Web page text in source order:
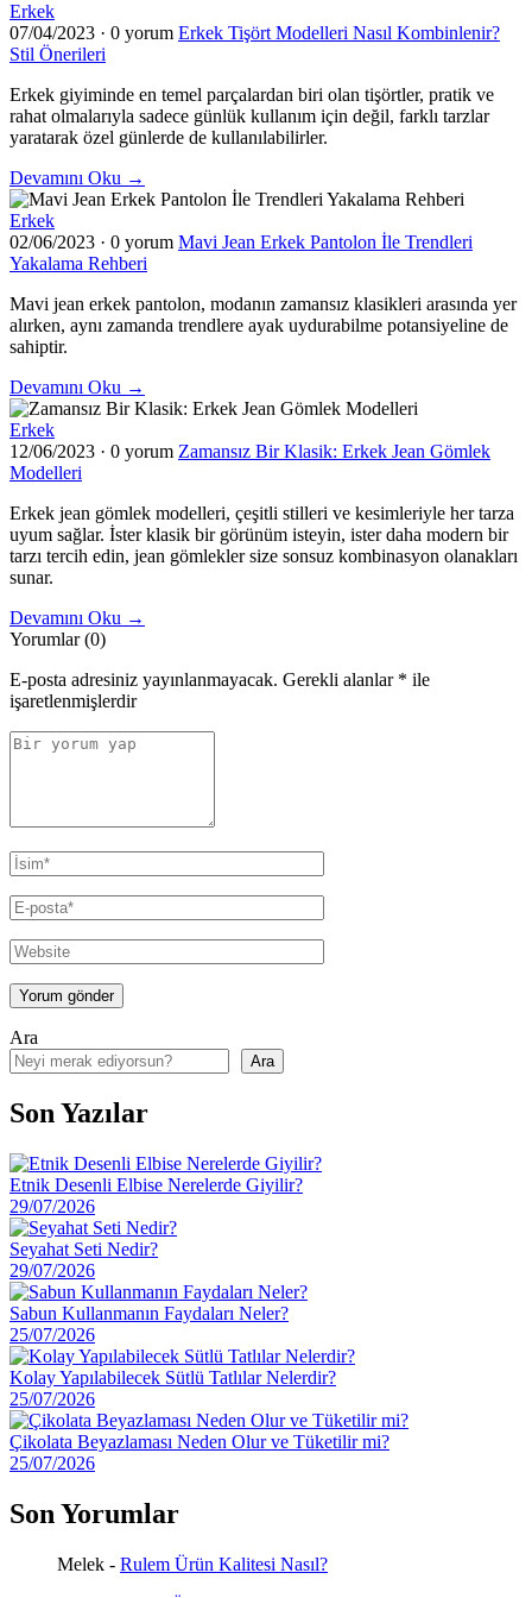
Erkek
07/04/2023 · 0 yorum Erkek Tişört Modelleri Nasıl Kombinlenir?
Stil Önerileri
Erkek giyiminde en temel parçalardan biri olan tişörtler, pratik ve
rahat olmalarıyla sadece günlük kullanım için değil, farklı tarzlar
yaratarak özel günlerde de kullanılabilirler.
Devamını Oku →
Erkek
02/06/2023 · 0 yorum Mavi Jean Erkek Pantolon İle Trendleri
Yakalama Rehberi
Mavi jean erkek pantolon, modanın zamansız klasikleri arasında yer
alırken, aynı zamanda trendlere ayak uydurabilme potansiyeline de
sahiptir.
Devamını Oku →
Erkek
12/06/2023 · 0 yorum Zamansız Bir Klasik: Erkek Jean Gömlek
Modelleri
Erkek jean gömlek modelleri, çeşitli stilleri ve kesimleriyle her tarza
uyum sağlar. İster klasik bir görünüm isteyin, ister daha modern bir
tarzı tercih edin, jean gömlekler size sonsuz kombinasyon olanakları
sunar.
Devamını Oku →
Yorumlar (0)
E-posta adresiniz yayınlanmayacak. Gerekli alanlar * ile
işaretlenmişlerdir
Ara
Ara
Son Yazılar
Etnik Desenli Elbise Nerelerde Giyilir?
29/07/2026
Seyahat Seti Nedir?
29/07/2026
Sabun Kullanmanın Faydaları Neler?
25/07/2026
Kolay Yapılabilecek Sütlü Tatlılar Nelerdir?
25/07/2026
Çikolata Beyazlaması Neden Olur ve Tüketilir mi?
25/07/2026
Son Yorumlar
Melek - Rulem Ürün Kalitesi Nasıl?